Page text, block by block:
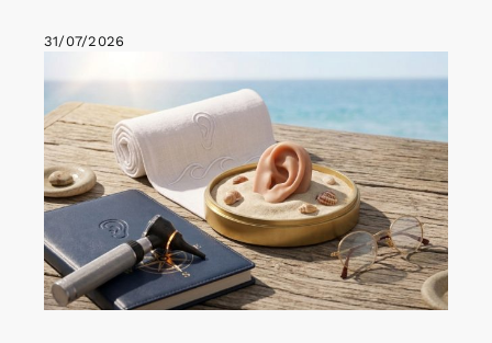
31/07/2026